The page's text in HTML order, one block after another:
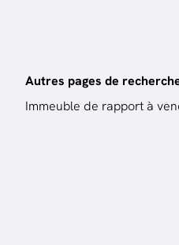
Autres pages de
Immeuble de rapport à